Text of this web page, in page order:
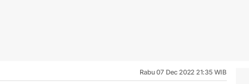
Rabu 07 Dec 2022 21:35 WIB